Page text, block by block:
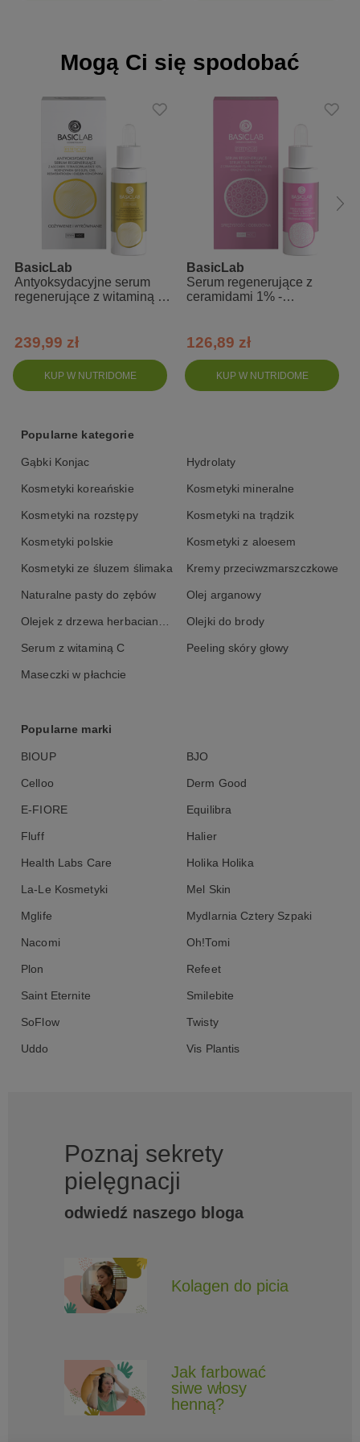
Kilka kropli serum nałożyć na twarz i szyję, omijając okolice oczu.
skórę. Z nałożeniem kolejnego produktu należy odczekać min. 5
minut - dzięki temu nie zmniejszymy efektu działania witaminy C.
Skład INCI
Vitis Vinifera Seed Oil, Borago Officinalis Seed Oil, Squalane,
Ascorbyl Tetraisopalmitate, Tocopherol, Ferulic Acid, Resveratrol,
Ubiquinone.
Mogą Ci się spodobać
KUP W NUTRIDOME
BasicLab
Antyoksydacyjne serum
regenerujące z witaminą C
239,99 zł
KUP W NUTRIDOME
BasicLab
Serum regenerujące z
ceramidami 1% -
126,89 zł
Popularne kategorie
Gąbki Konjac Hydrolaty
Kosmetyki koreańskie Kosmetyki mineralne
Kosmetyki na rozstępy Kosmetyki na trądzik
Kosmetyki polskie Kosmetyki z aloesem
Kosmetyki ze śluzem ślimaka Kremy przeciwzmarszczkowe
Naturalne pasty do zębów Olej arganowy
Olejek z drzewa herbacianego Olejki do brody
Serum z witaminą C Peeling skóry głowy
Maseczki w płachcie
Popularne marki
BIOUP BJO
Celloo Derm Good
E-FIORE Equilibra
Fluff Halier
Health Labs Care Holika Holika
La-Le Kosmetyki Mel Skin
Mglife Mydlarnia Cztery Szpaki
Nacomi Oh!Tomi
Plon Refeet
Saint Eternite Smilebite
SoFlow Twisty
Uddo Vis Plantis
Poznaj sekrety
pielęgnacji
odwiedź naszego bloga
Kolagen do picia
Jak farbować
siwe włosy
henną?